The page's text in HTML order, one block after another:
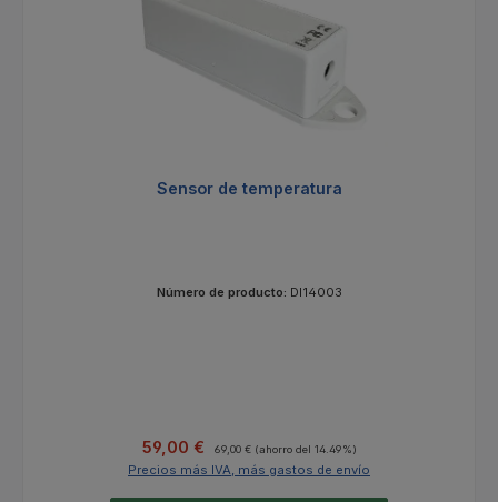
Sensor de temperatura
Número de producto: DI14003
Precio de venta:
59,00 € 69,00 € (ahorro del 14.49%)
Precios más IVA, más gastos de envío